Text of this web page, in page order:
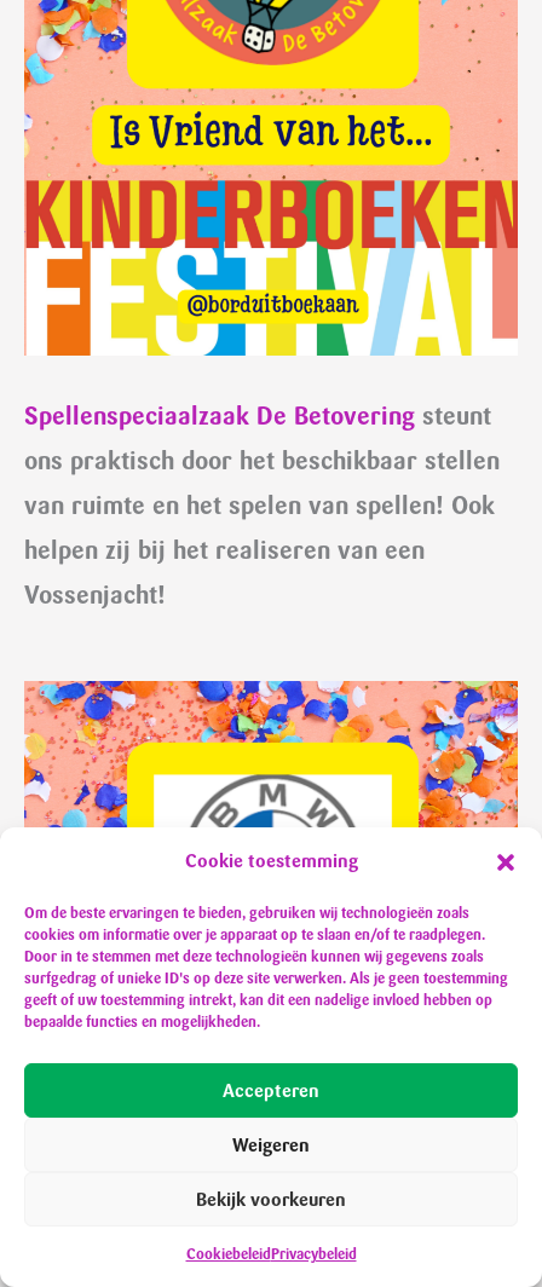
Cookie toestemming
Om de beste ervaringen te bieden, gebruiken wij technologieën zoals
cookies om informatie over je apparaat op te slaan en/of te raadplegen.
Door in te stemmen met deze technologieën kunnen wij gegevens zoals
surfgedrag of unieke ID's op deze site verwerken. Als je geen toestemming
geeft of uw toestemming intrekt, kan dit een nadelige invloed hebben op
bepaalde functies en mogelijkheden.
Accepteren
Weigeren
Bekijk voorkeuren
CookiebeleidPrivacybeleid
Spellenspeciaalzaak De Betovering steunt
ons praktisch door het beschikbaar stellen
van ruimte en het spelen van spellen! Ook
helpen zij bij het realiseren van een
Vossenjacht!